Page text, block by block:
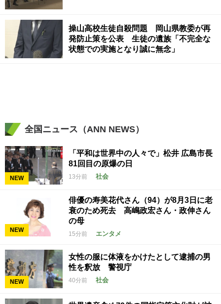
操山高校生徒自殺問題 岡山県教委が再
発防止策を公表 生徒の遺族「不完全な
状態での実施となり誠に無念」
全国ニュース（ANN NEWS）
NEW
「平和は世界中の人々で」松井 広島市長
81回目の原爆の日
13分前 社会
NEW
俳優の寿美花代さん（94）が8月3日に老
衰のため死去 高嶋政宏さん・政伸さん
の母
15分前 エンタメ
NEW
女性の服に体液をかけたとして逮捕の男
性を釈放 警視庁
40分前 社会